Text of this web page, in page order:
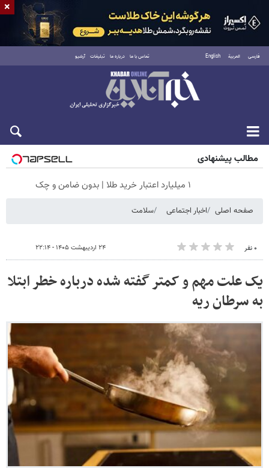
فارسی العربية English تماس با ما درباره ما تبلیغات آرشیو
پنجشنبه ۱۵ مرداد ۱۴۰۵
مطالب پیشنهادی
۱ میلیارد اعتبار خرید طلا | بدون ضامن و چک
صفحه اصلی اخبار اجتماعی سلامت
۰ نفر ۲۴ اردیبهشت ۱۴۰۵ - ۲۲:۱۴
یک علت مهم و کمتر گفته شده درباره خطر ابتلا
به سرطان ریه
×